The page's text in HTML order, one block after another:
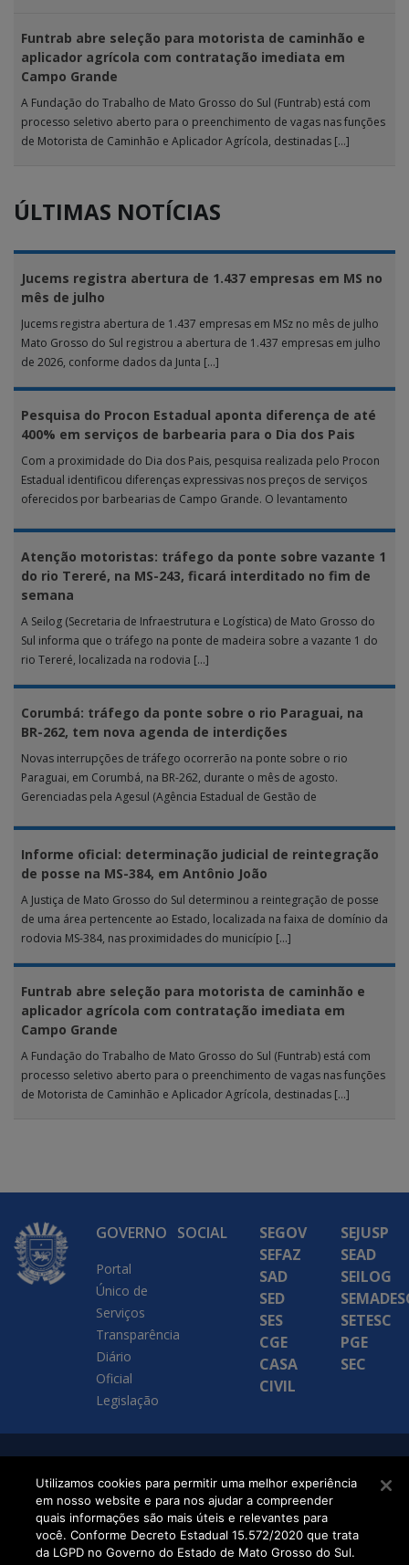
Funtrab abre seleção para motorista de caminhão e
aplicador agrícola com contratação imediata em
Campo Grande
A Fundação do Trabalho de Mato Grosso do Sul (Funtrab) está com
processo seletivo aberto para o preenchimento de vagas nas funções
de Motorista de Caminhão e Aplicador Agrícola, destinadas […]
ÚLTIMAS NOTÍCIAS
Jucems registra abertura de 1.437 empresas em MS no
mês de julho
Jucems registra abertura de 1.437 empresas em MSz no mês de julho
Mato Grosso do Sul registrou a abertura de 1.437 empresas em julho
de 2026, conforme dados da Junta […]
Pesquisa do Procon Estadual aponta diferença de até
400% em serviços de barbearia para o Dia dos Pais
Com a proximidade do Dia dos Pais, pesquisa realizada pelo Procon
Estadual identificou diferenças expressivas nos preços de serviços
oferecidos por barbearias de Campo Grande. O levantamento
Atenção motoristas: tráfego da ponte sobre vazante 1
do rio Tereré, na MS-243, ficará interditado no fim de
semana
A Seilog (Secretaria de Infraestrutura e Logística) de Mato Grosso do
Sul informa que o tráfego na ponte de madeira sobre a vazante 1 do
rio Tereré, localizada na rodovia […]
Corumbá: tráfego da ponte sobre o rio Paraguai, na
BR-262, tem nova agenda de interdições
Novas interrupções de tráfego ocorrerão na ponte sobre o rio
Paraguai, em Corumbá, na BR-262, durante o mês de agosto.
Gerenciadas pela Agesul (Agência Estadual de Gestão de
Informe oficial: determinação judicial de reintegração
de posse na MS-384, em Antônio João
A Justiça de Mato Grosso do Sul determinou a reintegração de posse
de uma área pertencente ao Estado, localizada na faixa de domínio da
rodovia MS-384, nas proximidades do município […]
Funtrab abre seleção para motorista de caminhão e
aplicador agrícola com contratação imediata em
Campo Grande
A Fundação do Trabalho de Mato Grosso do Sul (Funtrab) está com
processo seletivo aberto para o preenchimento de vagas nas funções
de Motorista de Caminhão e Aplicador Agrícola, destinadas […]
GOVERNO
Portal
Único de
Serviços
Transparência
Diário
Oficial
Legislação
SOCIAL
SEGOV
SEFAZ
SAD
SED
SES
CGE
CASA
CIVIL
SEJUSP
SEAD
SEILOG
SETESC
PGE
SEC
Executiva de
Transformação Digital
Utilizamos cookies para permitir uma melhor experiência
em nosso website e para nos ajudar a compreender
quais informações são mais úteis e relevantes para
você. Conforme Decreto Estadual 15.572/2020 que trata
da LGPD no Governo do Estado de Mato Grosso do Sul.